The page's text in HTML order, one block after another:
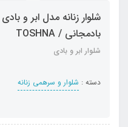
بادمجانی / TOSHNA
شلوار ابر و بادی
دسته : شلوار و سرهمی زنانه